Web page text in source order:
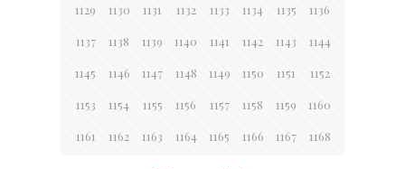
1129 1130 1131 1132 1133 1134 1135 1136
1137 1138 1139 1140 1141 1142 1143 1144
1145 1146 1147 1148 1149 1150 1151 1152
1153 1154 1155 1156 1157 1158 1159 1160
1161 1162 1163 1164 1165 1166 1167 1168